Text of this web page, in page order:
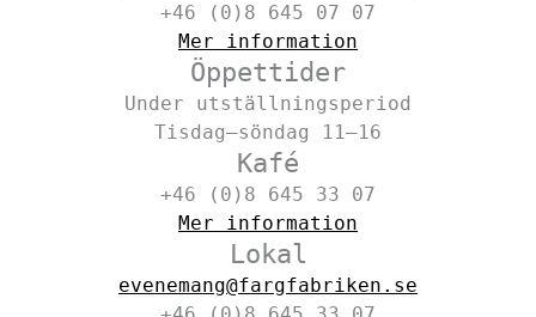
+46 (0)8 645 07 07
Mer information
Öppettider
Under utställningsperiod
Tisdag–söndag 11–16
Kafé
+46 (0)8 645 33 07
Mer information
Lokal
evenemang@fargfabriken.se